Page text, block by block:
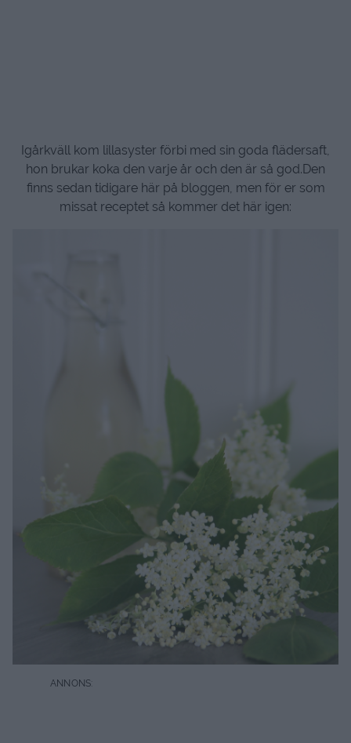
Igårkväll kom lillasyster förbi med sin goda flädersaft,
hon brukar koka den varje år och den är så god.Den
finns sedan tidigare här på bloggen, men för er som
missat receptet så kommer det här igen: